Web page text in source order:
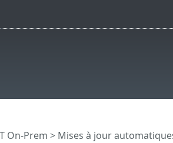
On-Prem > Mises à jour